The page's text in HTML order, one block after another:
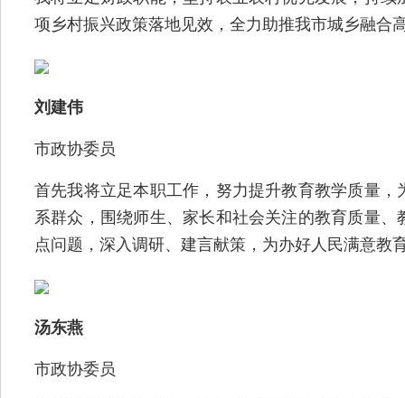
项乡村振兴政策落地见效，全力助推我市城乡融合
刘建伟
市政协委员
首先我将立足本职工作，努力提升教育教学质量
系群众，围绕师生、家长和社会关注的教育质量
点问题，深入调研、建言献策，为办好人民满意教
汤东燕
市政协委员